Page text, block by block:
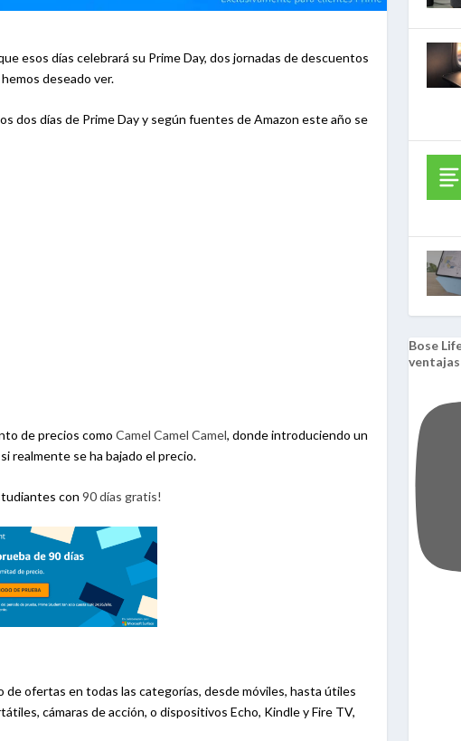
esos días celebrará su Prime Day, dos jornadas de descuentos
deseado ver.
dos días de Prime Day y según fuentes de Amazon este año se
de precios comoCamel Camel Camel, donde introduciendo un
realmente se ha bajado el precio.
con 90 días gratis!
de ofertas en todas las categorías, desde móviles, hasta útiles
cámaras de acción, o dispositivos Echo, Kindle y Fire TV,
Bose